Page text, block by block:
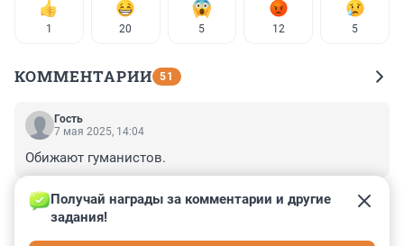
1 20 5 12 5
КОММЕНТАРИИ 51
Гость
7 мая 2025, 14:04
Обижают гуманистов.
–0
Гость
Получай награды за комментарии и другие
задания!